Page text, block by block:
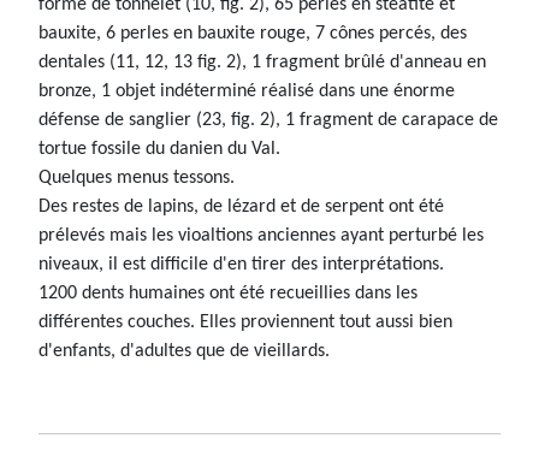
forme de tonnelet (10, fig. 2), 65 perles en stéatite et
bauxite, 6 perles en bauxite rouge, 7 cônes percés, des
dentales (11, 12, 13 fig. 2), 1 fragment brûlé d'anneau en
bronze, 1 objet indéterminé réalisé dans une énorme
défense de sanglier (23, fig. 2), 1 fragment de carapace de
tortue fossile du danien du Val.
Quelques menus tessons.
Des restes de lapins, de lézard et de serpent ont été
prélevés mais les vioaltions anciennes ayant perturbé les
niveaux, il est difficile d'en tirer des interprétations.
1200 dents humaines ont été recueillies dans les
différentes couches. Elles proviennent tout aussi bien
d'enfants, d'adultes que de vieillards.